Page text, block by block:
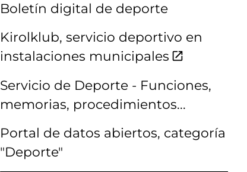
Boletín digital de deporte
Kirolklub, servicio deportivo en
instalaciones municipales
Servicio de Deporte - Funciones,
memorias, procedimientos...
Portal de datos abiertos, categoría
"Deporte"